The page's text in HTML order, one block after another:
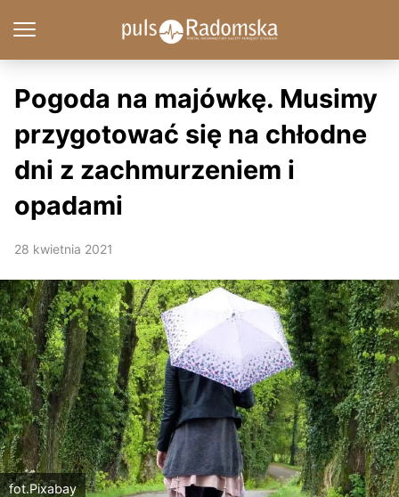
Pogoda na majówkę. Musimy
przygotować się na chłodne
dni z zachmurzeniem i
opadami
28 kwietnia 2021
fot.Pixabay